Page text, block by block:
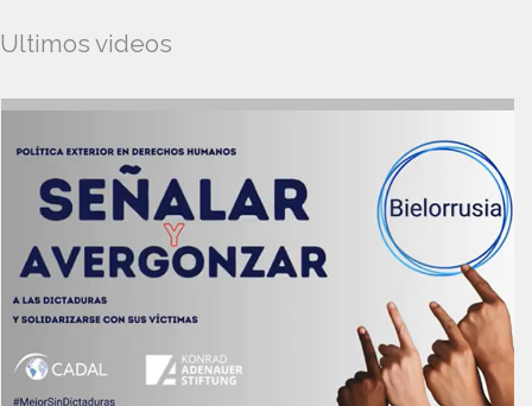
Ultimos videos